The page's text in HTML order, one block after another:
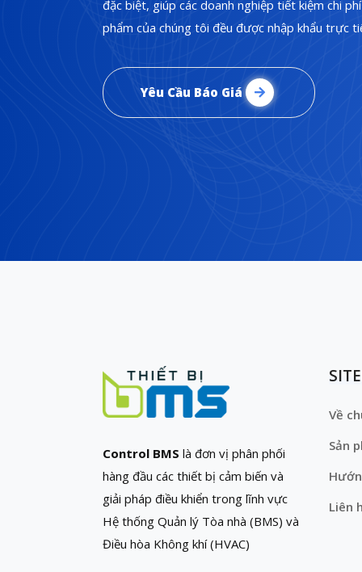
đặc biệt, giúp các doanh nghiệp tiết kiệm chi
phẩm của chúng tôi đều được nhập khẩu trực
Yêu Cầu Báo Giá
Control BMS là đơn vị phân phối
hàng đầu các thiết bị cảm biến và
giải pháp điều khiển trong lĩnh vực
Hệ thống Quản lý Tòa nhà (BMS) và
Điều hòa Không khí (HVAC)
Về
Sản
Liên